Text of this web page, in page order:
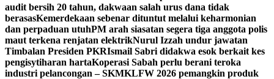
audit bersih 20 tahun, dakwaan salah urus dana tidak
berasasKemerdekaan sebenar dituntut melalui keharmonian
dan perpaduan utuhPM arah siasatan segera tiga anggota polis
maut terkena renjatan elektrikNurul Izzah undur jawatan
Timbalan Presiden PKRIsmail Sabri didakwa esok berkait kes
pengisytiharan hartaKoperasi Sabah perlu berani teroka
industri pelancongan – SKMKLFW 2026 pemangkin produk